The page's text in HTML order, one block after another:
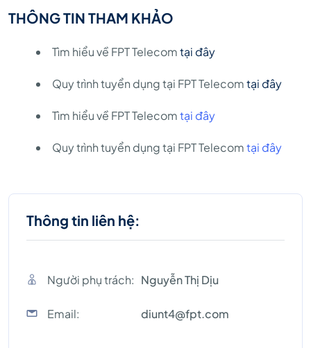
THÔNG TIN THAM KHẢO
Tìm hiểu về FPT Telecomtại đây
Quy trình tuyển dụng tại FPT Telecomtại đây
Tìm hiểu về FPT Telecomtại đây
Quy trình tuyển dụng tại FPT Telecomtại đây
Thông tin liên hệ:
Người phụ trách: Nguyễn Thị Dịu
Email: diunt4@fpt.com